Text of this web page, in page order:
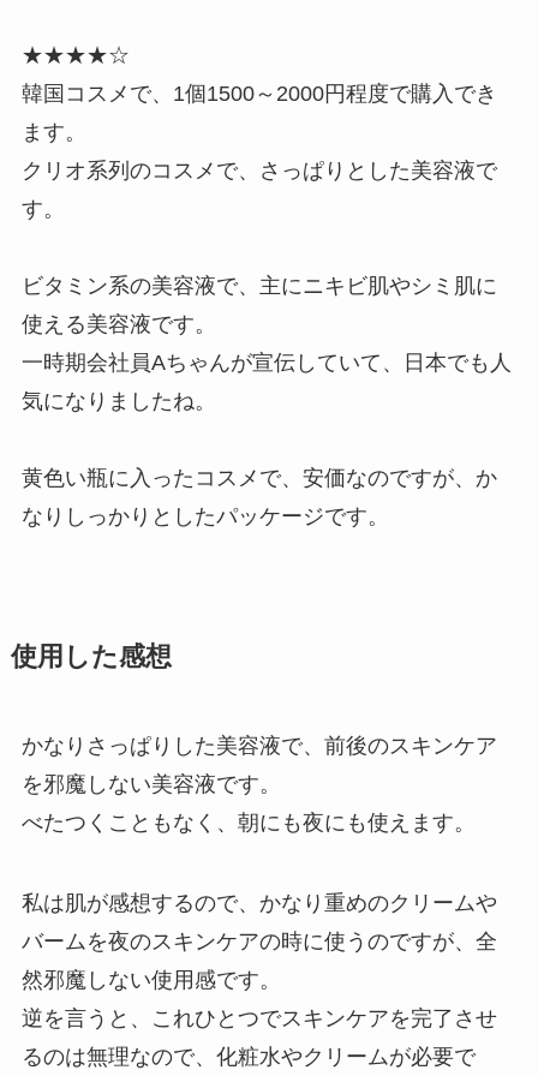
★★★★☆
韓国コスメで、1個1500～2000円程度で購入でき
ます。
クリオ系列のコスメで、さっぱりとした美容液で
す。
ビタミン系の美容液で、主にニキビ肌やシミ肌に
使える美容液です。
一時期会社員Aちゃんが宣伝していて、日本でも人
気になりましたね。
黄色い瓶に入ったコスメで、安価なのですが、か
なりしっかりとしたパッケージです。
使用した感想
かなりさっぱりした美容液で、前後のスキンケア
を邪魔しない美容液です。
べたつくこともなく、朝にも夜にも使えます。
私は肌が感想するので、かなり重めのクリームや
バームを夜のスキンケアの時に使うのですが、全
然邪魔しない使用感です。
逆を言うと、これひとつでスキンケアを完了させ
るのは無理なので、化粧水やクリームが必要で